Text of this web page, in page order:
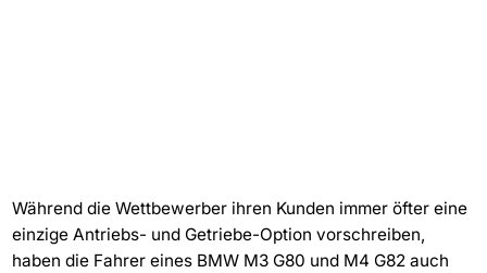
Während die Wettbewerber ihren Kunden immer öfter eine
einzige Antriebs- und Getriebe-Option vorschreiben,
haben die Fahrer eines BMW M3 G80 und M4 G82 auch